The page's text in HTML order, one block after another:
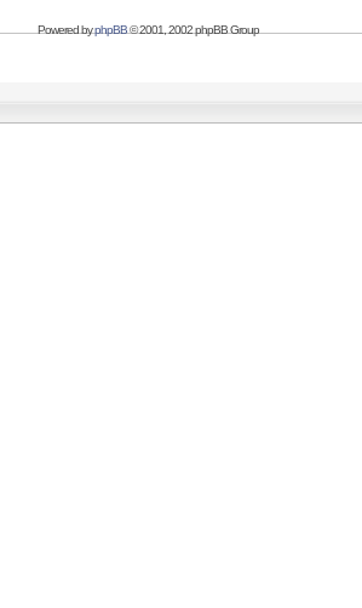
Powered byphpBB© 2001, 2002 phpBB Group